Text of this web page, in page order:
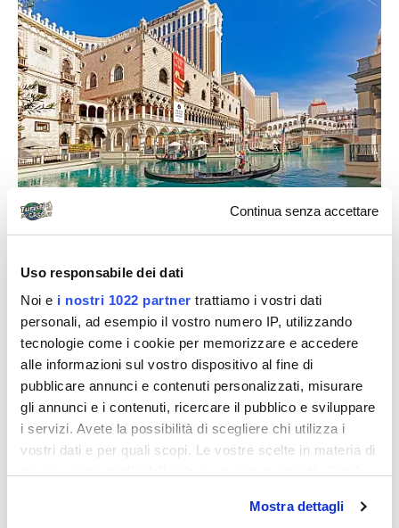
Continua senza accettare
Uso responsabile dei dati
Noi e i nostri 1022 partner trattiamo i vostri dati
personali, ad esempio il vostro numero IP, utilizzando
tecnologie come i cookie per memorizzare e accedere
alle informazioni sul vostro dispositivo al fine di
pubblicare annunci e contenuti personalizzati, misurare
gli annunci e i contenuti, ricercare il pubblico e sviluppare
i servizi. Avete la possibilità di scegliere chi utilizza i
vostri dati e per quali scopi. Le vostre scelte in materia di
modificare o revocare il proprio consenso in qualsiasi
Mostra dettagli
C’è una Venezia nel mondo anche negli Stati Uniti. A
Las Vegas
, nel cuore del deserto del Nevada, c’è una
di canali, gondole e Piazza San Marco.The Venetian
Resortè un gigantesco complesso alberghiero che
offre ai suoi ospiti un’esperienza “veneziana” nel
cuore della “Città del Peccato”, dove salire sul Ponte
di Rialto ed entrare in antiche botteghe, ma a migliaia
di chilometri dalla originale città italiana.
Ovviamente, il tutto ha una
troviamo anche a Dubai. Ma sappiamo che a molti